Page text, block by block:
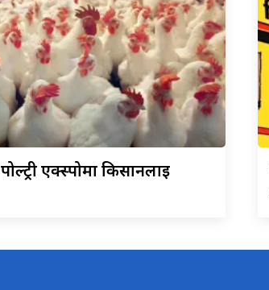
पोल्ट्री एक्स्पोमा किसानलाई